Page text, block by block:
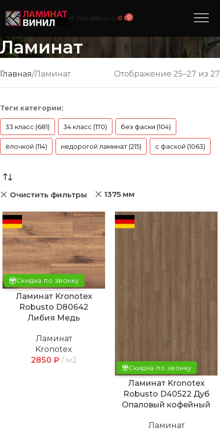
+7 (991) 885‑01‑010₽0
Ламинат
Главная Ламинат Отображение 25–27 из 27
Теги категории:
33 класс (681) 34 класс (170) без фаски (104)
ёлочкой (114) недорогой ламинат (215) с фаской (1063)
Очистить фильтры 1375 мм
Скидка по звонку
Ламинат Kronotex
Robusto D80642
Либия Медь
Ламинат
Kronotex
2850 ₽ м2
Скидка по звонку
Ламинат Kronotex
Robusto D40522 Дуб
Опаловый кофейный
Ламинат